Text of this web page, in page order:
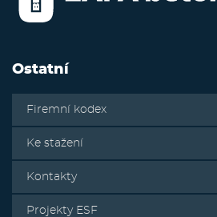
Ostatní
Firemní kodex
Ke stažení
Kontakty
Projekty ESF